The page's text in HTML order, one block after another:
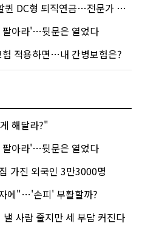
형 퇴직연금…전문가 조언은
아라'…뒷문은 열었다
적용하면…내 간병보험은?
해달라?"
아라'…뒷문은 열었다
가진 외국인 3만3000명
에"…'손피' 부활할까?
사람 줄지만 세 부담 커진다